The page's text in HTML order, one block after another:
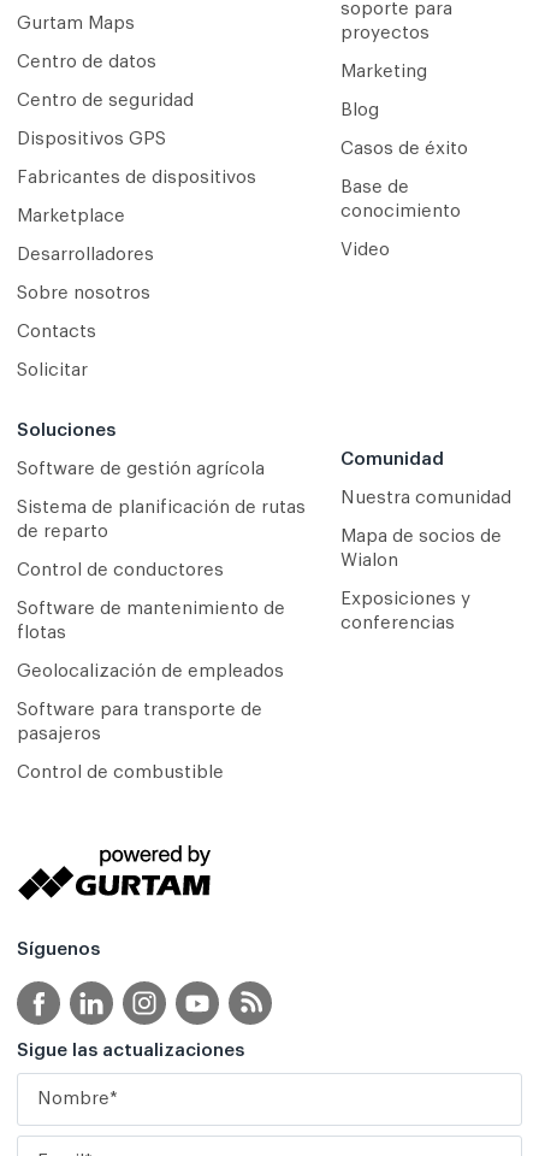
Gurtam Maps
Centro de datos
Centro de seguridad
Dispositivos GPS
Fabricantes de dispositivos
Marketplace
Desarrolladores
Sobre nosotros
Contacts
Solicitar
Soluciones
Software de gestión agrícola
Sistema de planificación de rutas
de reparto
Сontrol de conductores
Software de mantenimiento de
flotas
Geolocalización de empleados
Software para transporte de
pasajeros
Control de combustible
soporte para
proyectos
Marketing
Blog
Casos de éxito
Base de
conocimiento
Video
Comunidad
Nuestra comunidad
Mapa de socios de
Wialon
Exposiciones y
conferencias
Síguenos
Sigue las actualizaciones